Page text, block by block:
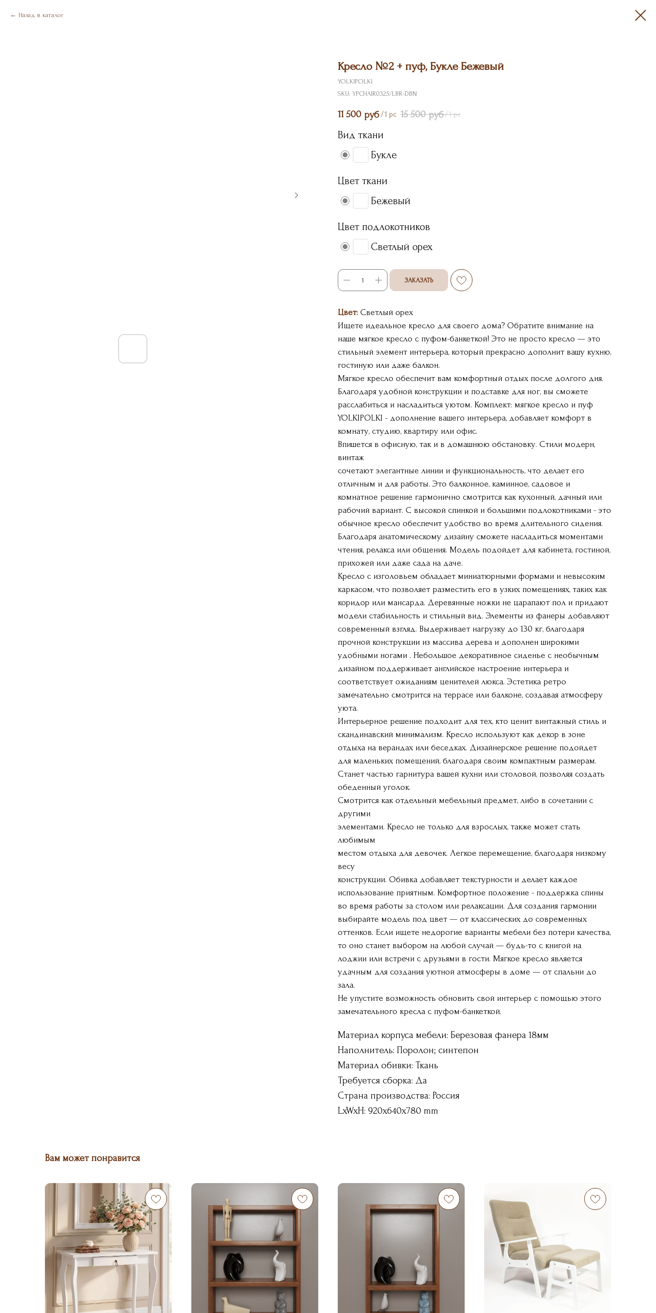
Назад в каталог
Кресло №2 + пуф, Букле Бежевый
YOLKIPOLKI
SKU: YPCHAIR0325/LBR-DBN
11 500 руб/1 pc 15 500 руб/1 pc
Вид ткани
Букле
Цвет ткани
Бежевый
Цвет подлокотников
Светлый орех
ЗАКАЗАТЬ
Цвет: Светлый орех
Ищете идеальное кресло для своего дома? Обратите внимание на
наше мягкое кресло с пуфом-банкеткой! Это не просто кресло — это
стильный элемент интерьера, который прекрасно дополнит вашу кухню,
гостиную или даже балкон.
Мягкое кресло обеспечит вам комфортный отдых после долгого дня.
Благодаря удобной конструкции и подставке для ног, вы сможете
расслабиться и насладиться уютом. Комплект: мягкое кресло и пуф
YOLKIPOLKI - дополнение вашего интерьера, добавляет комфорт в
комнату, студию, квартиру или офис.
Впишется в офисную, так и в домашнюю обстановку. Стили модерн,
винтаж
сочетают элегантные линии и функциональность, что делает его
отличным и для работы. Это балконное, каминное, садовое и
комнатное решение гармонично смотрится как кухонный, дачный или
рабочий вариант. С высокой спинкой и большими подлокотниками - это
обычное кресло обеспечит удобство во время длительного сидения.
Благодаря анатомическому дизайну сможете насладиться моментами
чтения, релакса или общения. Модель подойдет для кабинета, гостиной,
прихожей или даже сада на даче.
Кресло с изголовьем обладает миниатюрными формами и невысоким
каркасом, что позволяет разместить его в узких помещениях, таких как
коридор или мансарда. Деревянные ножки не царапают пол и придают
модели стабильность и стильный вид. Элементы из фанеры добавляют
современный взгляд. Выдерживает нагрузку до 130 кг, благодаря
прочной конструкции из массива дерева и дополнен широкими
удобными ногами . Небольшое декоративное сиденье с необычным
дизайном поддерживает английское настроение интерьера и
соответствует ожиданиям ценителей люкса. Эстетика ретро
замечательно смотрится на террасе или балконе, создавая атмосферу
уюта.
Интерьерное решение подходит для тех, кто ценит винтажный стиль и
скандинавский минимализм. Кресло используют как декор в зоне
отдыха на верандах или беседках. Дизайнерское решение подойдет
для маленьких помещений, благодаря своим компактным размерам.
Станет частью гарнитура вашей кухни или столовой, позволяя создать
обеденный уголок.
Смотрится как отдельный мебельный предмет, либо в сочетании с
другими
элементами. Кресло не только для взрослых, также может стать
любимым
местом отдыха для девочек. Легкое перемещение, благодаря низкому
весу
конструкции. Обивка добавляет текстурности и делает каждое
использование приятным. Комфортное положение - поддержка спины
во время работы за столом или релаксации. Для создания гармонии
выбирайте модель под цвет — от классических до современных
оттенков. Если ищете недорогие варианты мебели без потери качества,
то оно станет выбором на любой случай — будь-то с книгой на
лоджии или встречи с друзьями в гости. Мягкое кресло является
удачным для создания уютной атмосферы в доме — от спальни до
зала.
Не упустите возможность обновить свой интерьер с помощью этого
замечательного кресла с пуфом-банкеткой.
Материал корпуса мебели: Березовая фанера 18мм
Наполнитель: Поролон; синтепон
Материал обивки: Ткань
Требуется сборка: Да
Страна производства: Россия
LxWxH: 920x640x780 mm
Вам может понравится